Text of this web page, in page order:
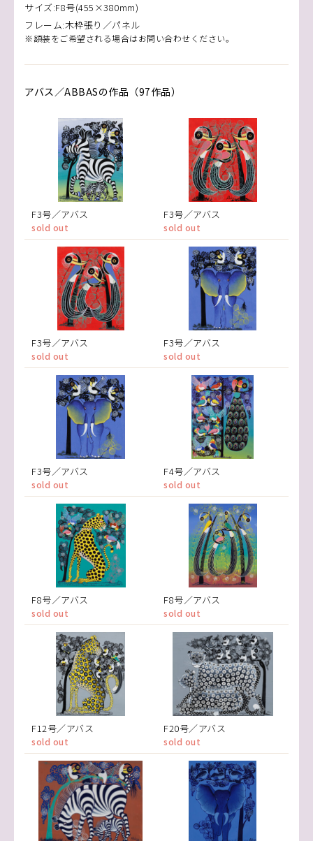
サイズ:F8号(455×380mm)
フレーム:木枠張り／パネル
※額装をご希望される場合はお問い合わせください。
アバス／ABBASの作品（97作品）
F3号／アバス
sold out
F3号／アバス
sold out
F3号／アバス
sold out
F3号／アバス
sold out
F3号／アバス
sold out
F4号／アバス
sold out
F8号／アバス
sold out
F8号／アバス
sold out
F12号／アバス
sold out
F20号／アバス
sold out